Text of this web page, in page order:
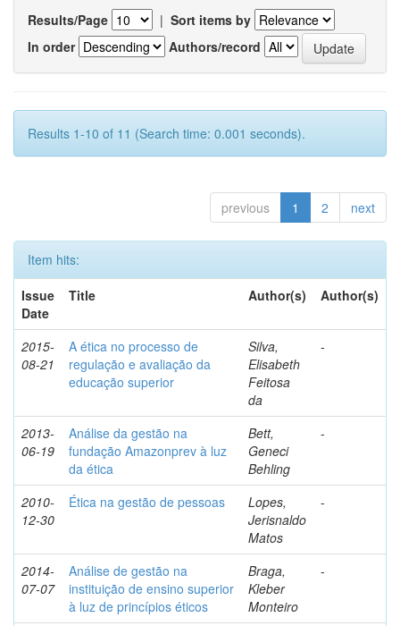
Results/Page | Sort items by
In order
Authors/record
Results 1-10 of 11 (Search time: 0.001 seconds).
previous 1 2 next
Item hits:
Issue
Date
Title Author(s) Author(s)
2015-
08-21
A ética no processo de
regulação e avaliação da
educação superior
Silva,
Elisabeth
Feitosa
da
-
2013-
06-19
Análise da gestão na
fundação Amazonprev à luz
da ética
Bett,
Geneci
Behling
-
2010-
12-30
Ética na gestão de pessoas
Lopes,
Jerisnaldo
Matos
-
2014-
07-07
Análise de gestão na
instituição de ensino superior
à luz de princípios éticos
Braga,
Kleber
Monteiro
-